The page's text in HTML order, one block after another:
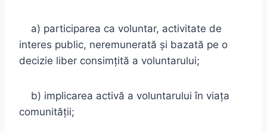
a) participarea ca voluntar, activitate de
interes public, neremunerată şi bazată pe o
decizie liber consimţită a voluntarului;
b) implicarea activă a voluntarului în viaţa
comunităţii;